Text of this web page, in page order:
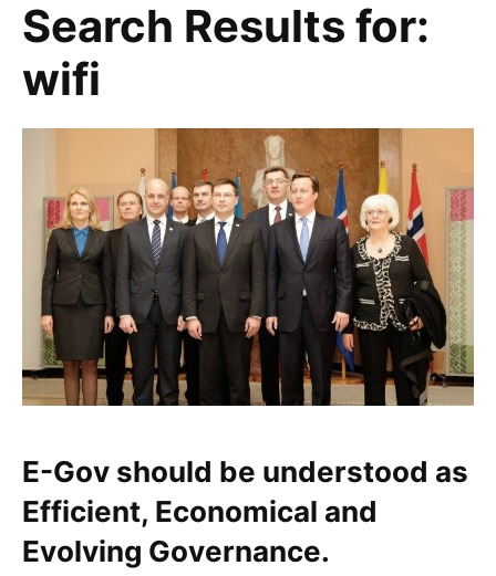
Search Results for:
wifi
E-Gov should be understood as
Efficient, Economical and
Evolving Governance.